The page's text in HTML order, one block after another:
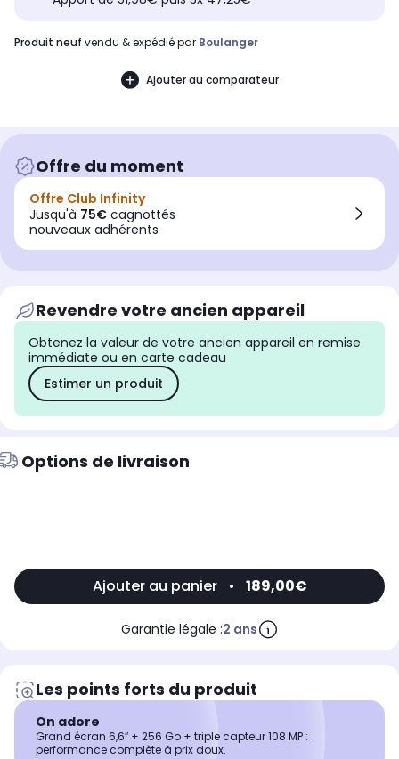
produit neuf vendu & expédié par Boulanger
Ajouter au comparateur
Offre du moment
Offre Club Infinity
Jusqu'à 75€ cagnottés
nouveaux adhérents
Revendre votre ancien appareil
Obtenez la valeur de votre ancien appareil en remise
immédiate ou en carte cadeau
Estimer un produit
Options de livraison
Ajouter au panier • 189,00€
Garantie légale :2 ans
Les points forts du produit
On adore
Grand écran 6,6″ + 256 Go + triple capteur 108 MP :
performance complète à prix doux.